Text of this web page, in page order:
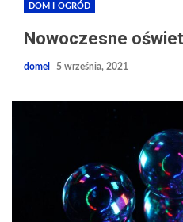
DOM I OGRÓD
Nowoczesne
domel 5 września, 2021